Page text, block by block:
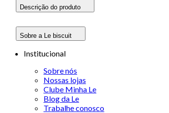
Descrição do produto
Sobre a Le biscuit
Institucional
Sobre nós
Nossas lojas
Clube Minha Le
Blog da Le
Trabalhe conosco